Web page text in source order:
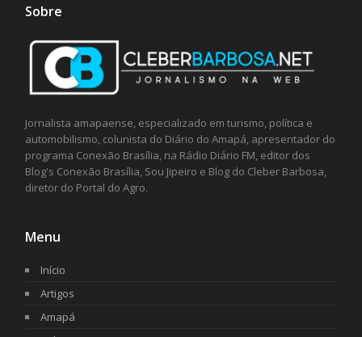
Sobre
Jornalista amapaense, especializado em turismo, política e
automobilismo, colunista do Diário do Amapá, apresentador do
programa Conexão Brasília, na Rádio Diário FM, editor dos
Blog's Conexão Brasília, Sou Jipeiro e Blog do Cleber Barbosa,
diretor do Portal do Agro.
Menu
Início
Artigos
Amapá